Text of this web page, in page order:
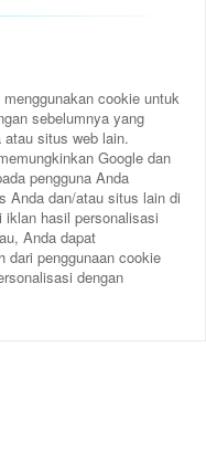
cookie untuk
sebelumnya yang
situs web lain.
Google dan
pengguna Anda
Anda dan/atau situs lain di
iklan hasil personalisasi
Anda dapat
dari penggunaan cookie
dengan